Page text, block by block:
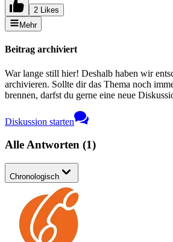
2 Likes
Mehr
Beitrag archiviert
War lange still hier! Deshalb haben wir
archivieren. Sollte dir das Thema noch
brennen, darfst du gerne eine neue
Diskussion starten
Alle Antworten (1)
Chronologisch